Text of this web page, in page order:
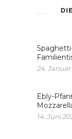
24. Januar
Ebly-
14. Juni